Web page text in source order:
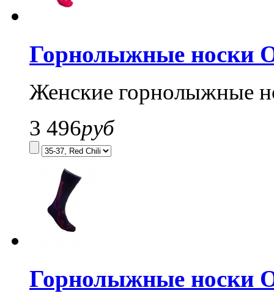
Горнолыжные носки
Женские горнолыжные
3 496руб
Горнолыжные носки